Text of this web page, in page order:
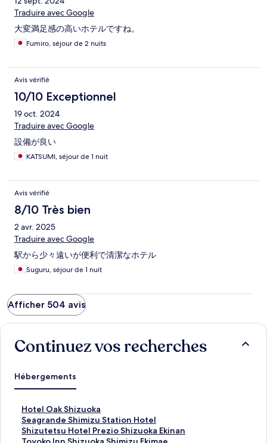
Traduire avec Google
大変満足感の高いホテルですね。
Fumiro, séjour de 2 nuits
Avis vérifié
10/10 Exceptionnel
19 oct. 2024
Traduire avec Google
設備が良い
KATSUMI, séjour de 1 nuit
Avis vérifié
8/10 Très bien
2 avr. 2025
Traduire avec Google
駅から少々遠いが便利で清潔なホテル
Suguru, séjour de 1 nuit
Afficher 504 avis
Continuez vos recherches
Hébergements
Hotel Oak Shizuoka
L
i
e
n
Seagrande Shimizu Station Hotel
L
i
e
Shizutetsu Hotel Prezio Shizuoka Ekinan
L
iL